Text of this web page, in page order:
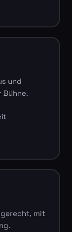
und
Bühne.
mit